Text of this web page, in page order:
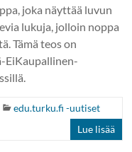
joka näyttää luvun
lukuja, jolloin noppa
Tämä teos on
EiKaupallinen-
edu.turku.fi -uutiset
Lue lisää